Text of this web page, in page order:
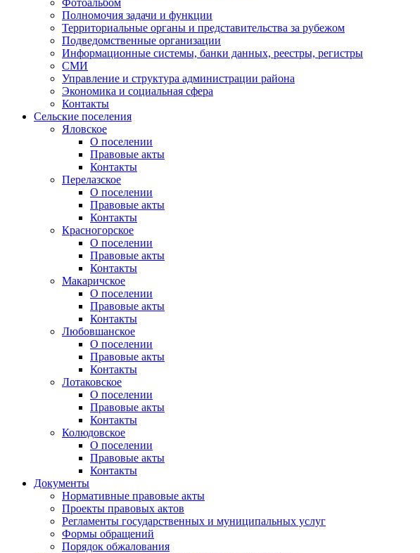
Полномочия задачи и функции
Территориальные органы и представительства за рубежом
Подведомственные организации
Информационные системы, банки данных, реестры, регистры
СМИ
Управление и структура администрации района
Экономика и социальная сфера
Контакты
Сельские поселения
Яловское
О поселении
Правовые акты
Контакты
Перелазское
О поселении
Правовые акты
Контакты
Красногорское
О поселении
Правовые акты
Контакты
Макаричское
О поселении
Правовые акты
Контакты
Любовшанское
О поселении
Правовые акты
Контакты
Лотаковское
О поселении
Правовые акты
Контакты
Колюдовское
О поселении
Правовые акты
Контакты
Документы
Нормативные правовые акты
Проекты правовых актов
Регламенты государственных и муниципальных услуг
Формы обращений
Порядок обжалования